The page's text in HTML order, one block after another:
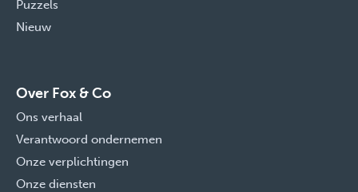
Puzzels
Nieuw
Over Fox & Co
Ons verhaal
Verantwoord ondernemen
Onze verplichtingen
Onze diensten